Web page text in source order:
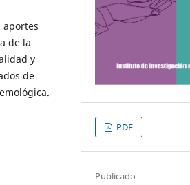
aportes
de la
y
de
PDF
Publicado